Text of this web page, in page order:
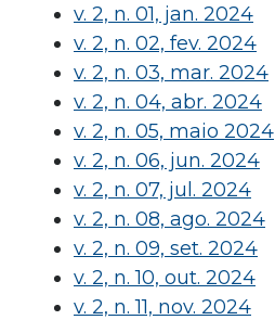
v. 2, n. 01, jan. 2024
v. 2, n. 02, fev. 2024
v. 2, n. 03, mar. 2024
v. 2, n. 04, abr. 2024
v. 2, n. 05, maio 2024
v. 2, n. 06, jun. 2024
v. 2, n. 07, jul. 2024
v. 2, n. 08, ago. 2024
v. 2, n. 09, set. 2024
v. 2, n. 10, out. 2024
v. 2, n. 11, nov. 2024